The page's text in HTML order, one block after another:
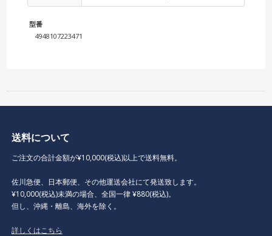
型番
4948107223471
送料について
ご注文の合計金額が¥10,000(税込)以上で送料無料。
佐川急便、日本郵便、その他運送会社にて発送致します。
¥10,000(税込)未満の場合、全国一律 ¥880(税込)。
但し、沖縄・離島、海外を除く。
詳しくはこちら